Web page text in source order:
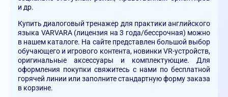
и др.
Купить диалоговый тренажер для практики английского
языка VARVARA (лицензия на 3 года/бессрочная) можно
в нашем каталоге. На сайте представлен большой выбор
обучающего и игрового контента, новинки VR-устройств,
оригинальные аксессуары и комплектующие. Для
оформления покупки свяжитесь с нами по бесплатной
горячей линии или заполните стандартную форму заказа
в корзине.